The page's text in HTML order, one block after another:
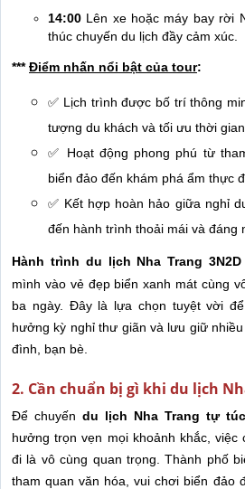
14:00 Lên xe hoặc máy bay rời
thúc chuyến du lịch đầy cảm xúc.
***Điểm nhấn nổi bật của tour:
✅ Lịch trình được bố trí thông
tượng du khách và tối ưu thời gian
✅
Hoạt động phong phú từ
biển đảo đến khám phá ẩm thực
✅ Kết hợp hoàn hảo giữa nghỉ
đến hành trình thoải mái và đáng
Hành trình du lịch Nha Trang
mình vào vẻ đẹp biển xanh mát cùng
ba ngày. Đây là lựa chọn tuyệt vời
hưởng kỳ nghỉ thư giãn và lưu giữ
đình, bạn bè.
2. Cần chuẩn bị gì khi du lịch
Để chuyến du lịch Nha Trang tự túc
hưởng trọn vẹn mọi khoảnh khắc,
đi là vô cùng quan trọng. Thành phố
tham quan văn hóa, vui chơi biển đảo